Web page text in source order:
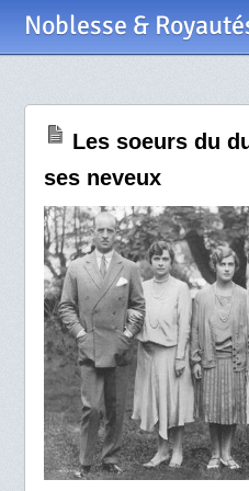
Noblesse &
Les soeurs du
ses neveux